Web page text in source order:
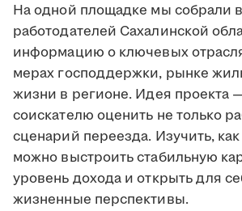
На одной площадке мы собрали
работодателей Сахалинской
информацию о ключевых
мерах господдержки, рынке
жизни в регионе. Идея проекта
соискателю оценить не только
сценарий переезда. Изучить,
можно выстроить стабильную
уровень дохода и открыть для
жизненные перспективы.